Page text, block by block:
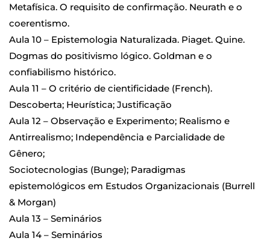
Metafísica. O requisito de confirmação. Neurath e o
coerentismo.
Aula 10 – Epistemologia Naturalizada. Piaget. Quine.
Dogmas do positivismo lógico. Goldman e o
confiabilismo histórico.
Aula 11 – O critério de cientificidade (French).
Descoberta; Heurística; Justificação
Aula 12 – Observação e Experimento; Realismo e
Antirrealismo; Independência e Parcialidade de
Gênero;
Sociotecnologias (Bunge); Paradigmas
epistemológicos em Estudos Organizacionais (Burrell
& Morgan)
Aula 13 – Seminários
Aula 14 – Seminários